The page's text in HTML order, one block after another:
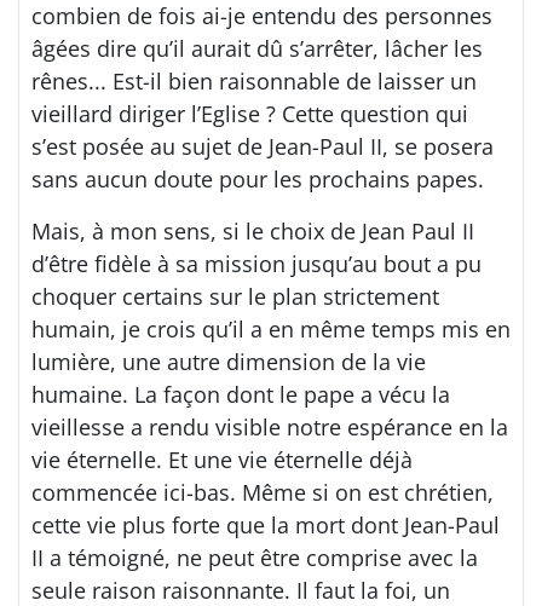
combien de fois ai-je entendu des personnes
âgées dire qu’il aurait dû s’arrêter, lâcher les
rênes... Est-il bien raisonnable de laisser un
vieillard diriger l’Eglise ? Cette question qui
s’est posée au sujet de Jean-Paul II, se posera
sans aucun doute pour les prochains papes.
Mais, à mon sens, si le choix de Jean Paul II
d’être fidèle à sa mission jusqu’au bout a pu
choquer certains sur le plan strictement
humain, je crois qu’il a en même temps mis en
lumière, une autre dimension de la vie
humaine. La façon dont le pape a vécu la
vieillesse a rendu visible notre espérance en la
vie éternelle. Et une vie éternelle déjà
commencée ici-bas. Même si on est chrétien,
cette vie plus forte que la mort dont Jean-Paul
II a témoigné, ne peut être comprise avec la
seule raison raisonnante. Il faut la foi, un